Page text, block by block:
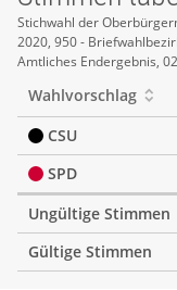
Stimmen
tabellarisch
Stichwahl der
2020, 950 -
Amtliches Endergebnis,
Wahlvorschlag
CSU
SPD
Ungültige Stimmen
Gültige Stimmen